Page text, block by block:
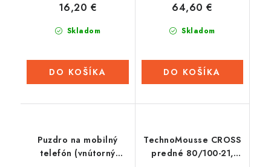
Skladom
16,20 €
DO KOŠÍKA
Skladom
64,60 €
DO KOŠÍKA
Puzdro na mobilný
telefón (vnútorný
TechnoMousse CROSS
predné 80/100-21,